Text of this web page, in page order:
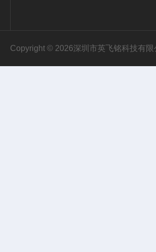
Copyright © 2026深圳市英飞铭科技有